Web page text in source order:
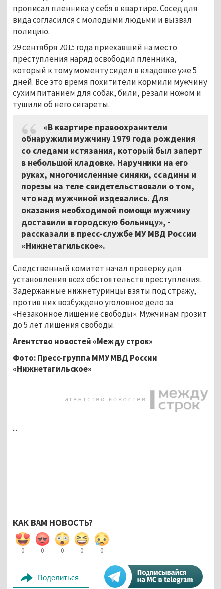
прописал пленника у себя в квартире. Сосед для
вида согласился с молодыми людьми и вызвал
полицию.
29 сентября 2015 года приехавший на место
преступления наряд освободил пленника,
который к тому моменту сидел в кладовке уже 5
дней. Всё это время похитители кормили мужчину
сухим питанием для собак, били, резали ножом и
тушили об него сигареты.
«В квартире правоохранители
обнаружили мужчину 1979 года рождения
со следами истязания, который был заперт
в небольшой кладовке. Наручники на его
руках, многочисленные синяки, ссадины и
порезы на теле свидетельствовали о том,
что над мужчиной издевались. Для
оказания необходимой помощи мужчину
доставили в городскую больницу», -
рассказали в пресс-службе МУ МВД России
«Нижнетагильское».
Следственный комитет начал проверку для
установления всех обстоятельств преступления.
Задержанные нижнетуринцы взяты под стражу,
против них возбуждено уголовное дело за
«Незаконное лишение свободы». Мужчинам грозит
до 5 лет лишения свободы.
Агентство новостей «Между строк»
Фото: Пресс-группа ММУ МВД России
«Нижнетагильское»
...
КАК ВАМ НОВОСТЬ?
0 0 0 0 0
Поделиться